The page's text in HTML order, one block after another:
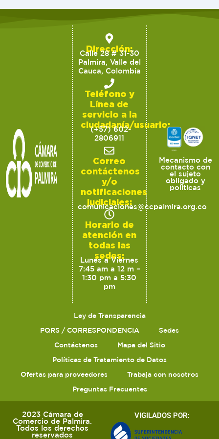
Dirección:
Calle 28 # 31-30
Palmira, Valle del
Cauca, Colombia
Teléfono y
Línea de
servicio a la
ciudadanía/usuario:
(+57) 602-
2806911
Correo
contáctenos
y/o
notificaciones
judiciales:
comunicaciones@ccpalmira.org.co
Horario de
atención en
todas las
sedes:
Lunes a Viernes
7:45 am a 12 m –
1:30 pm a 5:30
pm
Mecanismo de
contacto con
el sujeto
obligado y
políticas
Ley de Transparencia
PQRS / CORRESPONDENCIA
Sedes
Contáctenos
Mapa del Sitio
Políticas de Tratamiento de Datos
Ofertas para proveedores
Trabaja con nosotros
Preguntas Frecuentes
2023 Cámara de
Comercio de Palmira.
Todos los derechos
reservados
VIGILADOS POR: